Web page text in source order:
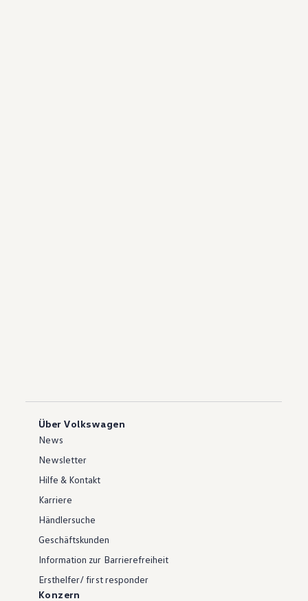
Über Volkswagen
News
Newsletter
Hilfe & Kontakt
Karriere
Händlersuche
Geschäftskunden
Information zur Barrierefreiheit
Ersthelfer/ first responder
Konzern